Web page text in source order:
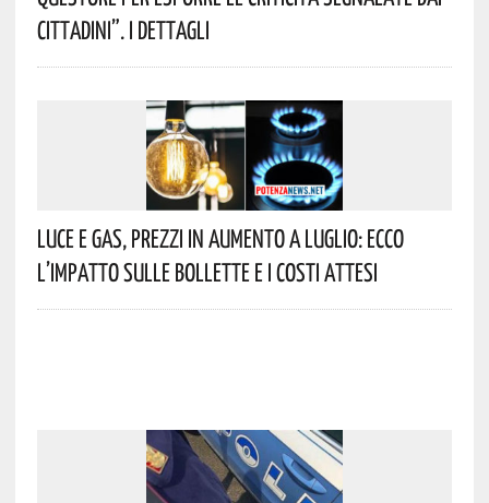
Cittadini”. I Dettagli
Luce E Gas, Prezzi In Aumento A Luglio: Ecco
L’impatto Sulle Bollette E I Costi Attesi